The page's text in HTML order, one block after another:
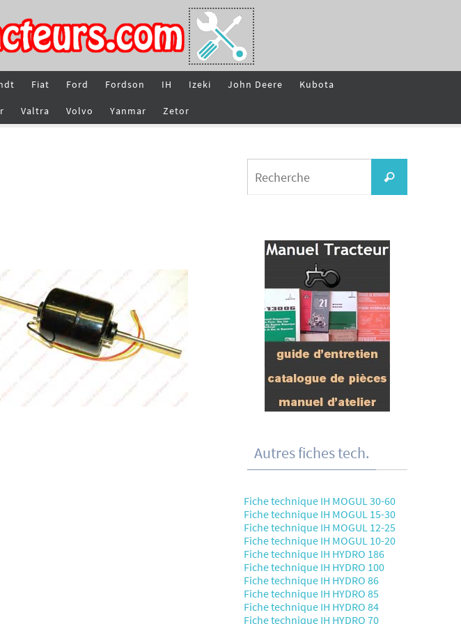
Fiat Ford Fordson IH Izeki John Deere Kubota
Valtra Volvo Yanmar Zetor
Recherche
Autres fiches tech.
Fiche technique IH MOGUL 30-60
Fiche technique IH MOGUL 15-30
Fiche technique IH MOGUL 12-25
Fiche technique IH MOGUL 10-20
Fiche technique IH HYDRO 186
Fiche technique IH HYDRO 100
Fiche technique IH HYDRO 86
Fiche technique IH HYDRO 85
Fiche technique IH HYDRO 84
Fiche technique IH HYDRO 70